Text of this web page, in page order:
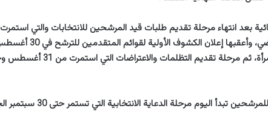
وحتى 26 أغسطس الماضي،
وبإعلان القوائم النهائية للمرشحين تبدأ